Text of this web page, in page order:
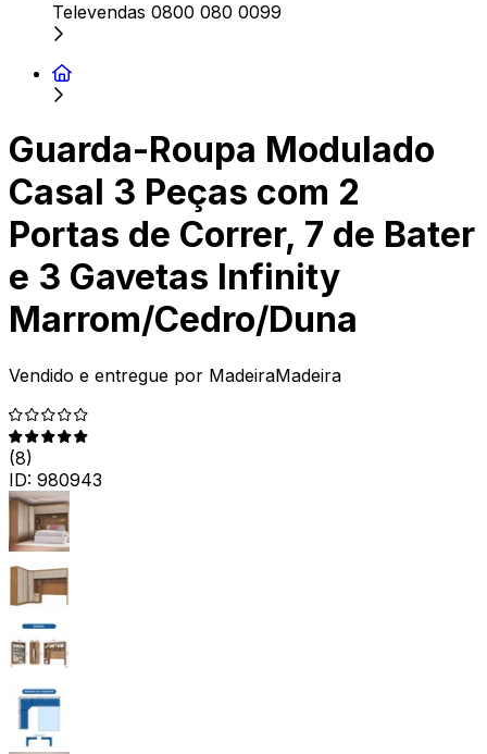
Televendas 0800 080 0099
Guarda-Roupa Modulado
Casal 3 Peças com 2
Portas de Correr, 7 de Bater
e 3 Gavetas Infinity
Marrom/Cedro/Duna
Vendido e entregue por MadeiraMadeira
(8)
ID: 980943